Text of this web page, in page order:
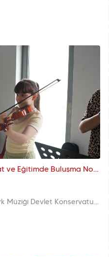
Fatih Sanat Akademisi: Sanat ve Eğitimde Buluşma Noktası
Fatih Sanat Akademisi, İTÜ Türk Müziği Devlet Konservatuarı iş birliğiyle çocuklar, gençler ve yetişkinlere sanatı daha yakından tanıma fırsatı sunuyor. Hobi kursları, orkestra çalışmaları ve yaratıcı atölyelerle yeteneklerinizi keşfetmenize yardımcı oluyor.